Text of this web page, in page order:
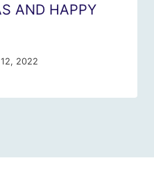
AND HAPPY
2022